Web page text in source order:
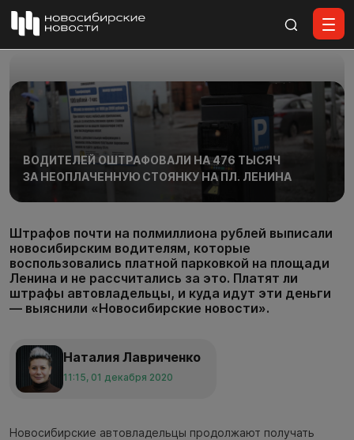
ВОДИТЕЛЕЙ ОШТРАФОВАЛИ НА 476 ТЫСЯЧ
ЗА НЕОПЛАЧЕННУЮ СТОЯНКУ НА ПЛ. ЛЕНИНА
Штрафов почти на полмиллиона рублей выписали
новосибирским водителям, которые
воспользовались платной парковкой на площади
Ленина и не рассчитались за это. Платят ли
штрафы автовладельцы, и куда идут эти деньги
— выяснили «Новосибирские новости».
Наталия Лавриченко
11:15, 01 декабря 2020
Новосибирские автовладельцы продолжают получать